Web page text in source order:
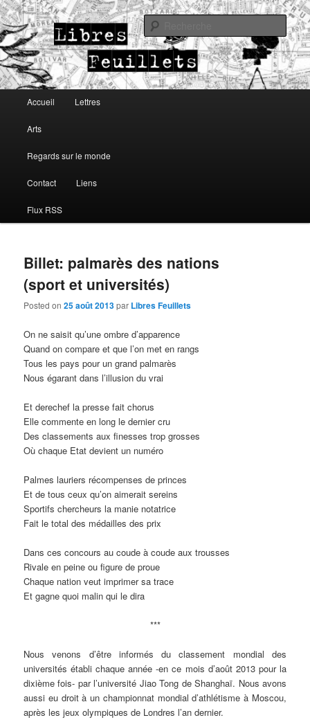
Libres Feuillets
Lettres, arts, regards sur le monde
Aller au contenu principal
Aller au contenu secondaire
Accueil Lettres
Arts
Regards sur le monde
Contact Liens
Flux RSS
Billet: palmarès des nations
(sport et universités)
Posted on25 août 2013par Libres Feuillets
On ne saisit qu’une ombre d’apparence
Quand on compare et que l’on met en rangs
Tous les pays pour un grand palmarès
Nous égarant dans l’illusion du vrai
Et derechef la presse fait chorus
Elle commente en long le dernier cru
Des classements aux finesses trop grosses
Où chaque Etat devient un numéro
Palmes lauriers récompenses de princes
Et de tous ceux qu’on aimerait sereins
Sportifs chercheurs la manie notatrice
Fait le total des médailles des prix
Dans ces concours au coude à coude aux trousses
Rivale en peine ou figure de proue
Chaque nation veut imprimer sa trace
Et gagne quoi malin qui le dira
***
Nous venons d’être informés du classement mondial des
universités établi chaque année -en ce mois d’août 2013 pour la
dixième fois- par l’université Jiao Tong de Shanghaï. Nous avons
aussi eu droit à un championnat mondial d’athlétisme à Moscou,
après les jeux olympiques de Londres l’an dernier.